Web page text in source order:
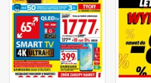
Neonet prezentowana jest
(np. głośniki, routery,
wyraźnego komunikatu, iż
do zakupów.